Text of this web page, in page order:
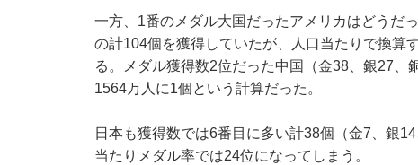
一方、1番のメダル大国だったアメリカはどうだ
の計104個を獲得していたが、人口当たりで換算
る。メダル獲得数2位だった中国（金38、銀27
1564万人に1個という計算だった。
日本も獲得数では6番目に多い計38個（金7、銀
当たりメダル率では24位になってしまう。